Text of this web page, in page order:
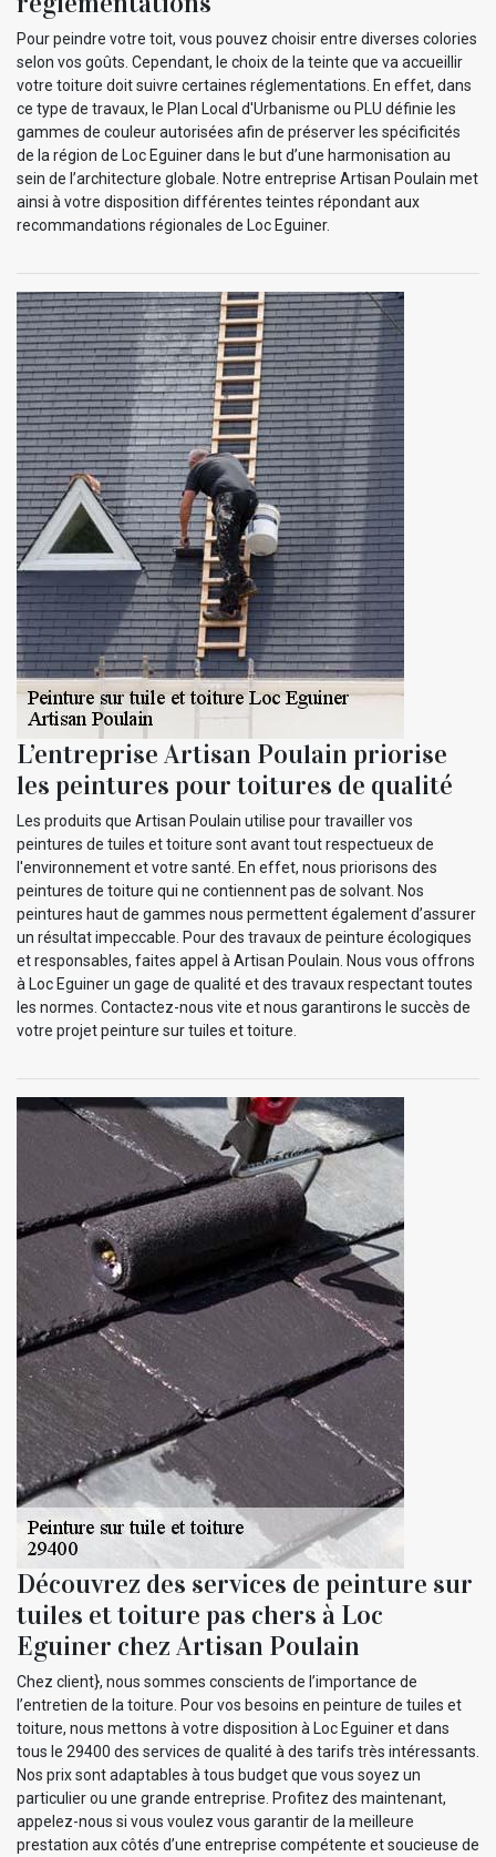
Pour peindre votre toit, vous pouvez choisir entre diverses colories
selon vos goûts. Cependant, le choix de la teinte que va accueillir
votre toiture doit suivre certaines réglementations. En effet, dans
ce type de travaux, le Plan Local d'Urbanisme ou PLU définie les
gammes de couleur autorisées afin de préserver les spécificités
de la région de Loc Eguiner dans le but d’une harmonisation au
sein de l’architecture globale. Notre entreprise Artisan Poulain met
ainsi à votre disposition différentes teintes répondant aux
recommandations régionales de Loc Eguiner.
L’entreprise Artisan Poulain priorise
les peintures pour toitures de qualité
Les produits que Artisan Poulain utilise pour travailler vos
peintures de tuiles et toiture sont avant tout respectueux de
l'environnement et votre santé. En effet, nous priorisons des
peintures de toiture qui ne contiennent pas de solvant. Nos
peintures haut de gammes nous permettent également d’assurer
un résultat impeccable. Pour des travaux de peinture écologiques
et responsables, faites appel à Artisan Poulain. Nous vous offrons
à Loc Eguiner un gage de qualité et des travaux respectant toutes
les normes. Contactez-nous vite et nous garantirons le succès de
votre projet peinture sur tuiles et toiture.
Découvrez des services de peinture sur
tuiles et toiture pas chers à Loc
Eguiner chez Artisan Poulain
Chez client}, nous sommes conscients de l’importance de
l’entretien de la toiture. Pour vos besoins en peinture de tuiles et
toiture, nous mettons à votre disposition à Loc Eguiner et dans
tous le 29400 des services de qualité à des tarifs très intéressants.
Nos prix sont adaptables à tous budget que vous soyez un
particulier ou une grande entreprise. Profitez des maintenant,
appelez-nous si vous voulez vous garantir de la meilleure
prestation aux côtés d’une entreprise compétente et soucieuse de